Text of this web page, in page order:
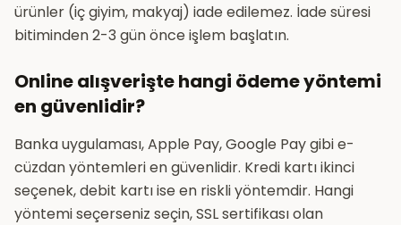
ürünler (iç giyim, makyaj) iade edilemez. İade süresi
bitiminden 2-3 gün önce işlem başlatın.
Online alışverişte hangi ödeme yöntemi
en güvenlidir?
Banka uygulaması, Apple Pay, Google Pay gibi e-
cüzdan yöntemleri en güvenlidir. Kredi kartı ikinci
seçenek, debit kartı ise en riskli yöntemdir. Hangi
yöntemi seçerseniz seçin, SSL sertifikası olan